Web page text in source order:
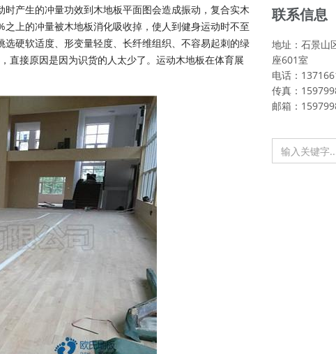
产生的冲量功效到木地板平面图会造成振动，复合实木
上的冲量被木地板消化吸收掉，使人到健身运动时不至
硬软适度、形变量轻度、长纤维组织、不容易起刺的绿
直接原因是因为识货的人太少了。运动木地板在体育展
联系信息
地址：石景山
座601室
电话：
传真：
邮箱：